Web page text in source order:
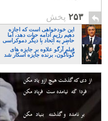
۲۵۳ پخش
این خودخواهی است که اجازه
دهیم رژیم ادامه حیات دهد، اما
حاضر به اتحاد با دیگر دموکراسی
خواهان نباشیم!
فیلم آرگو علاوه بر جایزه های
گوناگون، برنده جایزه اسکار شد